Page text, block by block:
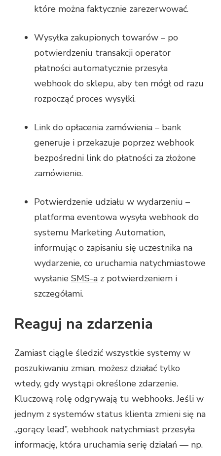
które można faktycznie zarezerwować.
Wysyłka zakupionych towarów – po
potwierdzeniu transakcji operator
płatności automatycznie przesyła
webhook do sklepu, aby ten mógł od razu
rozpocząć proces wysyłki.
Link do opłacenia zamówienia – bank
generuje i przekazuje poprzez webhook
bezpośredni link do płatności za złożone
zamówienie.
Potwierdzenie udziału w wydarzeniu –
platforma eventowa wysyła webhook do
systemu Marketing Automation,
informując o zapisaniu się uczestnika na
wydarzenie, co uruchamia natychmiastowe
wysłanie SMS-a z potwierdzeniem i
szczegółami.
Reaguj na zdarzenia
Zamiast ciągle śledzić wszystkie systemy w
poszukiwaniu zmian, możesz działać tylko
wtedy, gdy wystąpi określone zdarzenie.
Kluczową rolę odgrywają tu webhooks. Jeśli w
jednym z systemów status klienta zmieni się na
„gorący lead”, webhook natychmiast przesyła
informację, która uruchamia serię działań — np.